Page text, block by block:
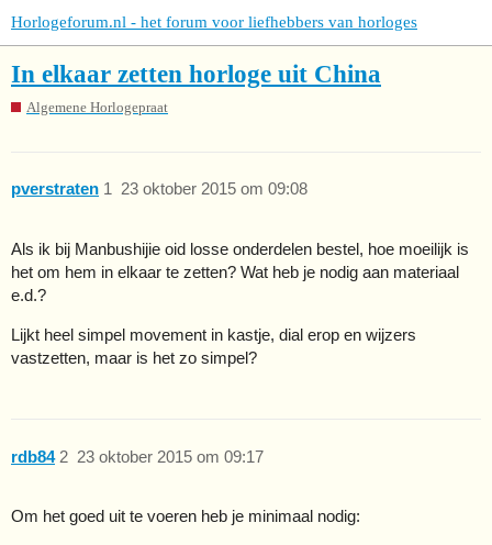
Horlogeforum.nl - het forum voor liefhebbers van horloges
In elkaar zetten horloge uit China
Algemene Horlogepraat
pverstraten 23 oktober 2015 om 09:08
1
Als ik bij Manbushijie oid losse onderdelen bestel, hoe moeilijk is
het om hem in elkaar te zetten? Wat heb je nodig aan materiaal
e.d.?
Lijkt heel simpel movement in kastje, dial erop en wijzers
vastzetten, maar is het zo simpel?
rdb84 23 oktober 2015 om 09:17
2
Om het goed uit te voeren heb je minimaal nodig: